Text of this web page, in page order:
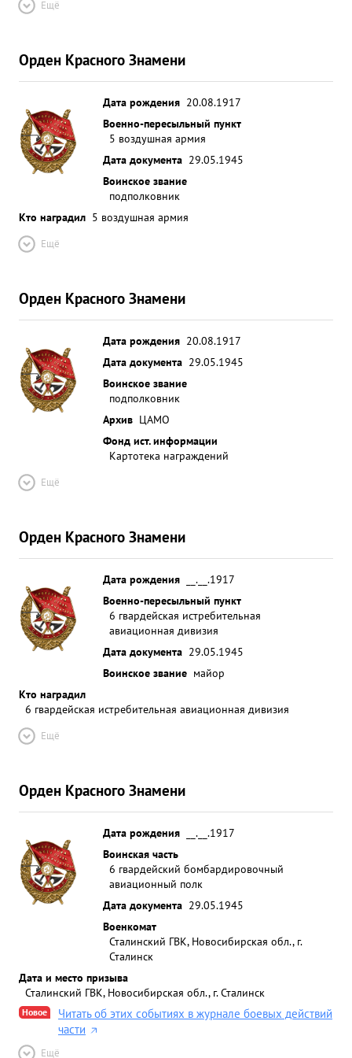
все свое летное мастерство опыт боевой работы
готовиться и выполнять боевые задания
командования. ...»
Ещё
Орден Красного Знамени
Дата рождения 20.08.1917
Военно-пересыльный пункт
5 воздушная армия
Дата документа 29.05.1945
Воинское звание
подполковник
Кто наградил 5 воздушная армия
Ещё
Орден Красного Знамени
Дата рождения 20.08.1917
Дата документа 29.05.1945
Воинское звание
подполковник
Архив ЦАМО
Фонд ист. информации
Картотека награждений
Ещё
Орден Красного Знамени
Дата рождения
__.__.1917
Военно-пересыльный пункт
6 гвардейская истребительная
авиационная дивизия
Дата документа 29.05.1945
Воинское звание майор
Кто наградил
6 гвардейская истребительная авиационная дивизия
Ещё
Орден Красного Знамени
Дата рождения
__.__.1917
Воинская часть
6 гвардейский бомбардировочный
авиационный полк
Дата документа 29.05.1945
Военкомат
Сталинский ГВК, Новосибирская обл., г.
Сталинск
Дата и место призыва
Сталинский ГВК, Новосибирская обл., г. Сталинск
Новое
Читать об этих событиях в журнале боевых действий
части
Ещё